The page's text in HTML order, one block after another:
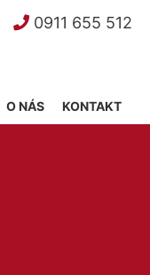
0911 655 512
KONTAKT
O NÁS